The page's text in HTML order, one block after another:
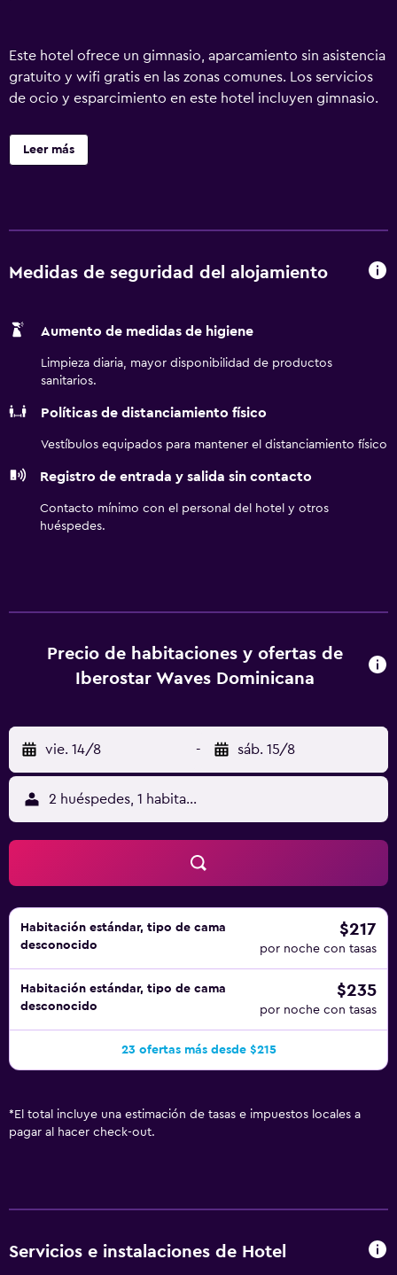
Este hotel ofrece un gimnasio, aparcamiento sin asistencia
gratuito y wifi gratis en las zonas comunes. Los servicios
de ocio y esparcimiento en este hotel incluyen gimnasio.
Leer más
Medidas de seguridad del alojamiento
Aumento de medidas de higiene
Limpieza diaria, mayor disponibilidad de productos
sanitarios.
Políticas de distanciamiento físico
Vestíbulos equipados para mantener el distanciamiento físico
Registro de entrada y salida sin contacto
Contacto mínimo con el personal del hotel y otros
huéspedes.
Precio de habitaciones y ofertas de
Iberostar Waves Dominicana
vie. 14/8 - sáb. 15/8
2 huéspedes, 1 habitación
Habitación estándar, tipo de cama
desconocido
$217
por noche con tasas
Habitación estándar, tipo de cama
desconocido
$235
por noche con tasas
23 ofertas más desde $215
* El total incluye una estimación de tasas e impuestos locales a
pagar al hacer check-out.
Servicios e instalaciones de Hotel